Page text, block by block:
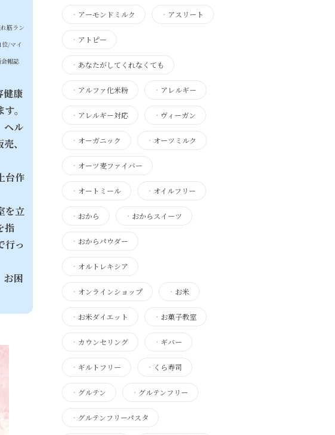
筋ラン
位/マイ
報誌
健康
。
ヘル
、
台作
を立
指
行っ
お困
・ アーモンドミルク ・ アスリート
・ アトピー
・ あなたがしてくれなくても
・ アルファ化米粉 ・ アレルギー
・ アレルギー対応 ・ ヴィーガン
・ オーガニック ・ オーツミルク
・ オーツ麦ファイバー
・ オートミール ・ オイルフリー
・ おから ・ おからスイーツ
・ おからパウダー
・ オルトレキシア
・ オンラインショップ ・ お米
・ お米ダイエット ・ お菓子教室
・ カウンセリング ・ ギバー
・ ギルトフリー ・ くら寿司
・ グルテン ・ グルテンフリー
・ グルテンフリーパスタ